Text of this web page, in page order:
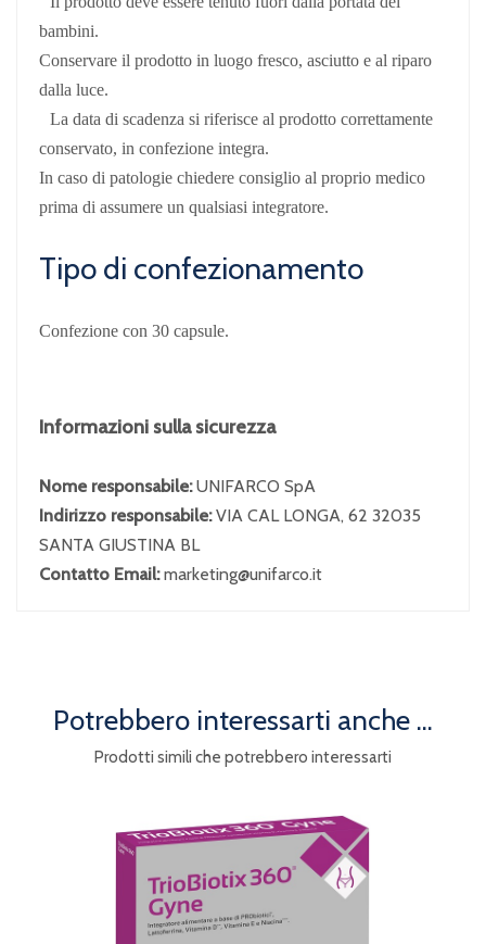
bambini.
Conservare il prodotto in luogo fresco, asciutto e al riparo
dalla luce.
La data di scadenza si riferisce al prodotto correttamente
conservato, in confezione integra.
In caso di patologie chiedere consiglio al proprio medico
prima di assumere un qualsiasi integratore.
Tipo di confezionamento
Confezione con 30 capsule.
Informazioni sulla sicurezza
Nome responsabile:UNIFARCO SpA
Indirizzo responsabile:VIA CAL LONGA, 62 32035
SANTA GIUSTINA BL
Contatto Email:marketing@unifarco.it
Potrebbero interessarti anche ...
Prodotti simili che potrebbero interessarti